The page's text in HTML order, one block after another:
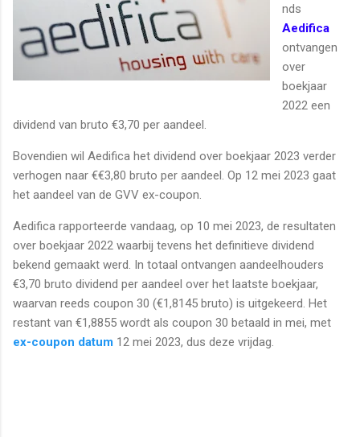
nds
Aedifica
ontvangen
over
boekjaar
2022 een
dividend van bruto €3,70 per aandeel.
Bovendien wil Aedifica het dividend over boekjaar 2023 verder
verhogen naar €€3,80 bruto per aandeel. Op 12 mei 2023 gaat
het aandeel van de GVV ex-coupon.
Aedifica rapporteerde vandaag, op 10 mei 2023, de resultaten
over boekjaar 2022 waarbij tevens het definitieve dividend
bekend gemaakt werd. In totaal ontvangen aandeelhouders
€3,70 bruto dividend per aandeel over het laatste boekjaar,
waarvan reeds coupon 30 (€1,8145 bruto) is uitgekeerd. Het
restant van €1,8855 wordt als coupon 30 betaald in mei, met
ex-coupon datum 12 mei 2023, dus deze vrijdag.